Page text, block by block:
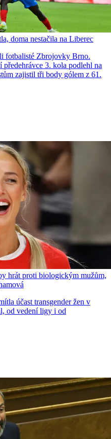
doma nestačila na Liberec
fotbalisté Zbrojovky Brno.
předehrávce 3. kola podlehl na
zajistil tři body gólem z 61.
hrát proti biologickým mužům,
účast transgender žen v
od vedení ligy i od